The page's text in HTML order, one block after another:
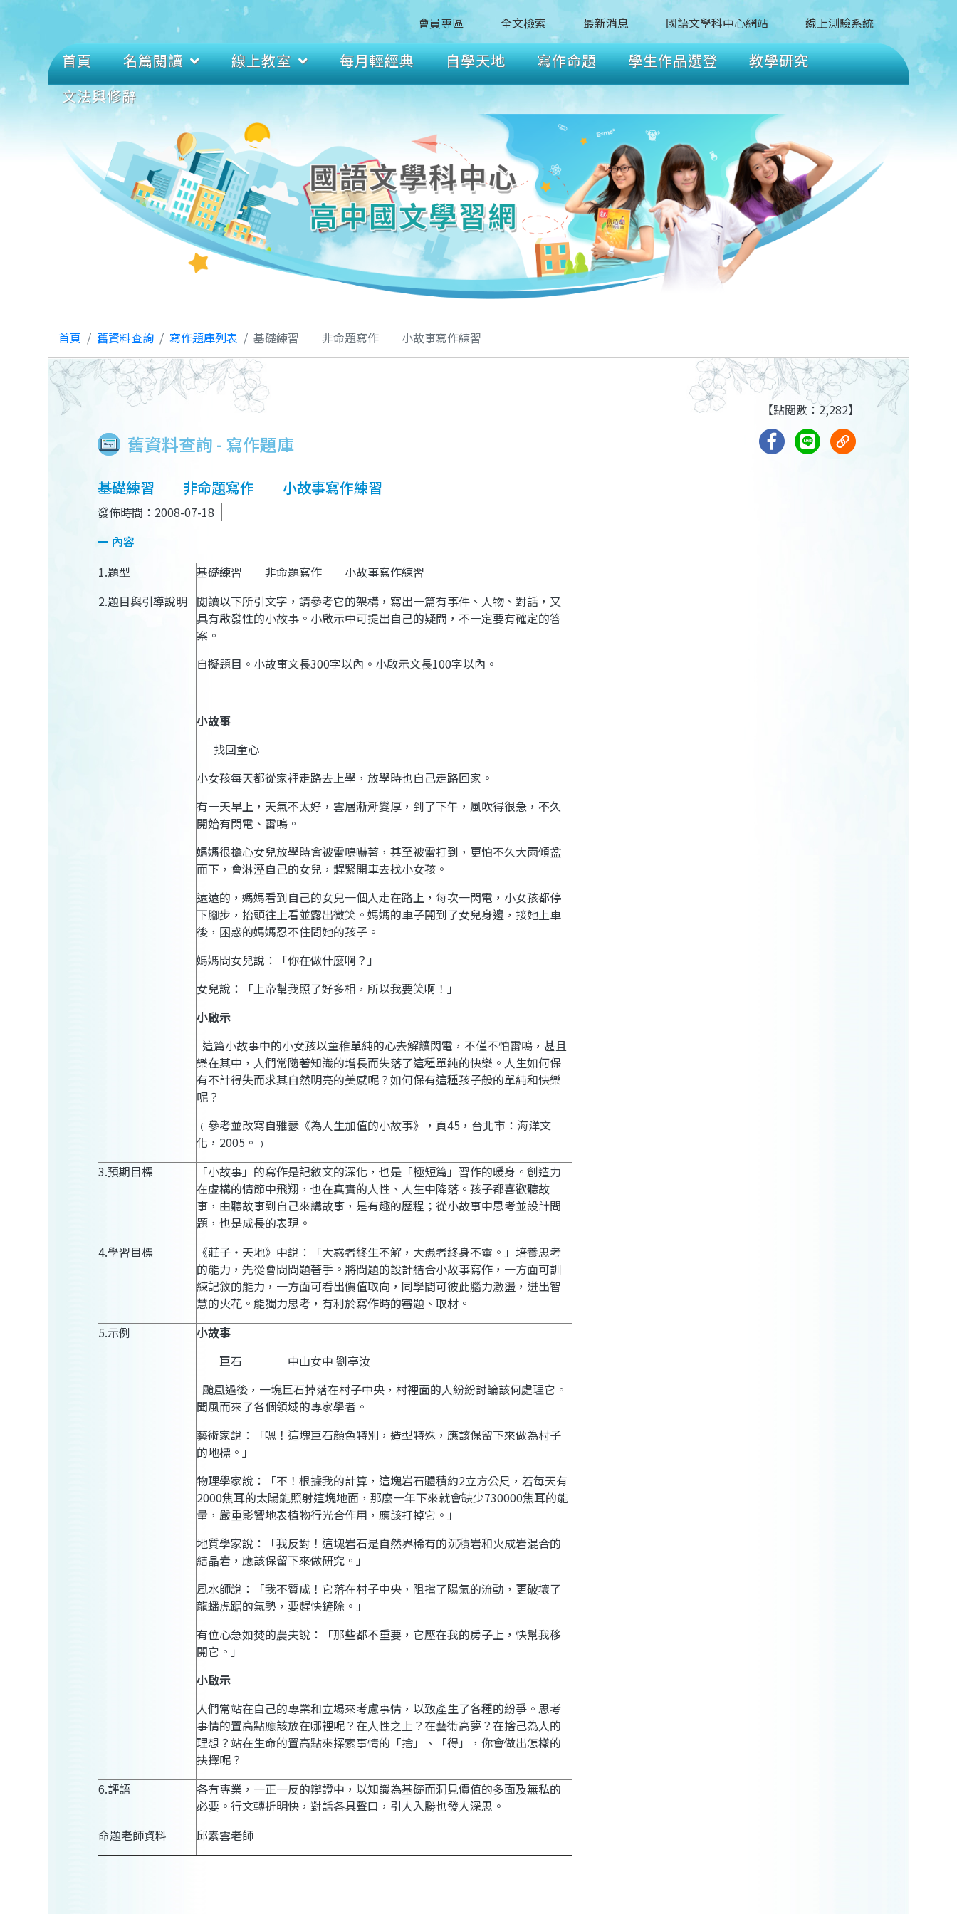
會員專區 全文檢索 最新消息 國語文學科中心網站 線上測驗系統
首頁 名篇閱讀 線上教室 每月輕經典 自學天地 寫作命題 學生作品選登
教學研究
文法與修辭
首頁 舊資料查詢 寫作題庫列表 基礎練習──非命題寫作──小故事寫作練習
舊資料查詢 - 寫作題庫
【點閱數：2,282】
基礎練習──非命題寫作──小故事寫作練習
發佈時間：2008-07-18
內容
1.題型
基礎練習──非命題寫作──小故事寫作練習
2.題目與引導說明 閱讀以下所引文字，請參考它的架構，寫出一篇有事件、人物、對話，又
具有啟發性的小故事。小啟示中可提出自己的疑問，不一定要有確定的答
案。
自擬題目。小故事文長300字以內。小啟示文長100字以內。
小故事
找回童心
小女孩每天都從家裡走路去上學，放學時也自己走路回家。
有一天早上，天氣不太好，雲層漸漸變厚，到了下午，風吹得很急，不久
開始有閃電、雷鳴。
媽媽很擔心女兒放學時會被雷鳴嚇著，甚至被雷打到，更怕不久大雨傾盆
而下，會淋溼自己的女兒，趕緊開車去找小女孩。
遠遠的，媽媽看到自己的女兒一個人走在路上，每次一閃電，小女孩都停
下腳步，抬頭往上看並露出微笑。媽媽的車子開到了女兒身邊，接她上車
後，困惑的媽媽忍不住問她的孩子。
媽媽問女兒說：「你在做什麼啊？」
女兒說：「上帝幫我照了好多相，所以我要笑啊！」
小啟示
這篇小故事中的小女孩以童稚單純的心去解讀閃電，不僅不怕雷鳴，甚且
樂在其中，人們常隨著知識的增長而失落了這種單純的快樂。人生如何保
有不計得失而求其自然明亮的美感呢？如何保有這種孩子般的單純和快樂
呢？
﹙參考並改寫自雅瑟《為人生加值的小故事》，頁45 ，台北市：海洋文
化， 2005 。﹚
3.預期目標
「小故事」的寫作是記敘文的深化，也是「極短篇」習作的暖身。創造力
在虛構的情節中飛翔，也在真實的人性、人生中降落。孩子都喜歡聽故
事，由聽故事到自己來講故事，是有趣的歷程；從小故事中思考並設計問
題，也是成長的表現。
4.學習目標
《莊子‧天地》中說：「大惑者終生不解，大愚者終身不靈。」培養思考
的能力，先從會問問題著手。將問題的設計結合小故事寫作，一方面可訓
練記敘的能力，一方面可看出價值取向，同學間可彼此腦力激盪，迸出智
慧的火花。能獨力思考，有利於寫作時的審題、取材。
5.示例
小故事
巨石
中山女中 劉亭汝
颱風過後，一塊巨石掉落在村子中央，村裡面的人紛紛討論該何處理它。
聞風而來了各個領域的專家學者。
藝術家說：「嗯！這塊巨石顏色特別，造型特殊，應該保留下來做為村子
的地標。」
物理學家說：「不！根據我的計算，這塊岩石體積約2立方公尺 ，若每天有
2000焦耳的太陽能照射這塊地面，那麼一年下來就會缺少730000焦耳的能
量，嚴重影響地表植物行光合作用，應該打掉它。」
地質學家說：「我反對！這塊岩石是自然界稀有的沉積岩和火成岩混合的
結晶岩，應該保留下來做研究。」
風水師說：「我不贊成！它落在村子中央，阻擋了陽氣的流動，更破壞了
龍蟠虎踞的氣勢，要趕快鏟除。」
有位心急如焚的農夫說：「那些都不重要，它壓在我的房子上，快幫我移
開它。」
小啟示
人們常站在自己的專業和立場來考慮事情，以致產生了各種的紛爭。思考
事情的置高點應該放在哪裡呢？在人性之上？在藝術高夢？在捨己為人的
理想？站在生命的置高點來探索事情的「捨」、「得」，你會做出怎樣的
抉擇呢？
6.評語
各有專業，一正一反的辯證中，以知識為基礎而洞見價值的多面及無私的
必要。行文轉折明快，對話各具聲口，引人入勝也發人深思。
命題老師資料
邱素雲老師